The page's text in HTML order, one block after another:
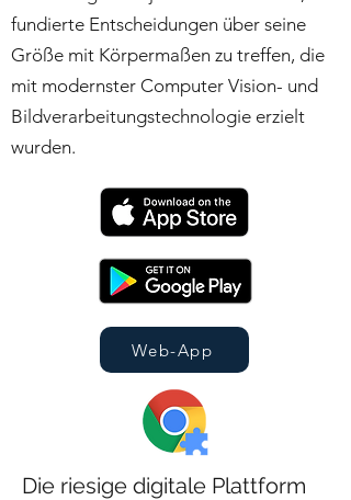
fundierte Entscheidungen über seine
Größe mit Körpermaßen zu treffen, die
mit modernster Computer Vision- und
Bildverarbeitungstechnologie erzielt
wurden.
Web-App
Die riesige digitale Plattform